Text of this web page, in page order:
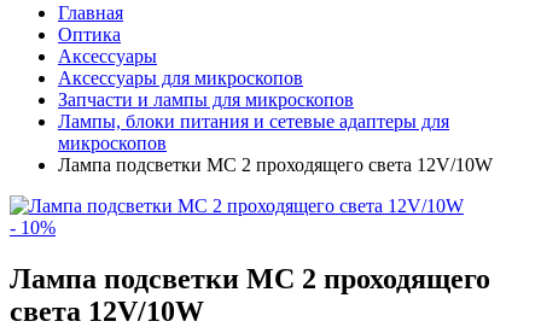
Главная
Оптика
Аксессуары
Аксессуары для микроскопов
Запчасти и лампы для микроскопов
Лампы, блоки питания и сетевые адаптеры для
микроскопов
Лампа подсветки МС 2 проходящего света 12V/10W
- 10%
Лампа подсветки МС 2 проходящего
света 12V/10W